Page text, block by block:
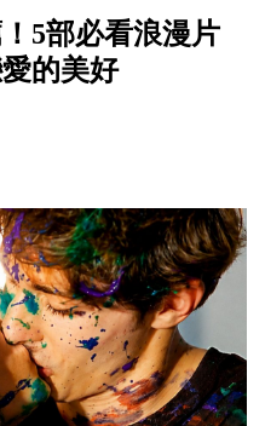
5部必看浪漫片
的美好